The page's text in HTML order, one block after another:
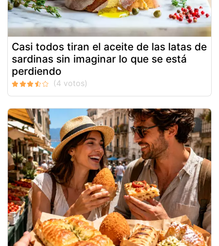
Casi todos tiran el aceite de las latas de
sardinas sin imaginar lo que se está
perdiendo